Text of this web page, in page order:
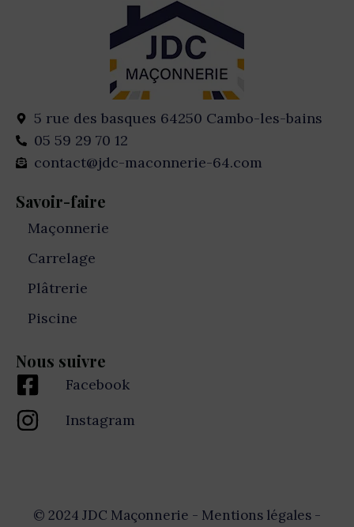
5 rue des basques 64250 Cambo-les-bains
05 59 29 70 12
contact@jdc-maconnerie-64.com
Savoir-faire
Maçonnerie
Carrelage
Plâtrerie
Piscine
Nous suivre
Facebook
Instagram
© 2024 JDC Maçonnerie - Mentions légales -